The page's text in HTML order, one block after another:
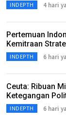
INDEPTH 4 hari
Pertemuan
Kemitraan
INDEPTH 6 hari
Ceuta: Ribuan
Ketegangan
INDEPTH 6 hari